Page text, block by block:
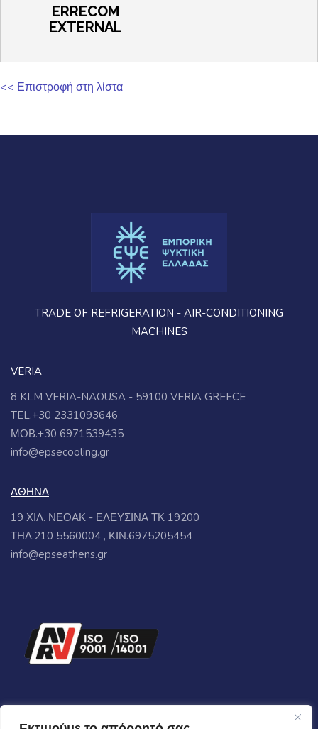
ERRECOM
EXTERNAL
<< Επιστροφή στη λίστα
TRADE OF REFRIGERATION - AIR-CONDITIONING
MACHINES
VERIA
8 KLM VERIA-NAOUSA - 59100 VERIA GREECE
TEL.+30 2331093646
ΜΟΒ.+30 6971539435
info@epsecooling.gr
ΑΘΗΝΑ
19 ΧΙΛ. ΝΕΟΑΚ - ΕΛΕΥΣΙΝΑ ΤΚ 19200
ΤΗΛ.210 5560004 , ΚΙΝ.6975205454
info@epseathens.gr